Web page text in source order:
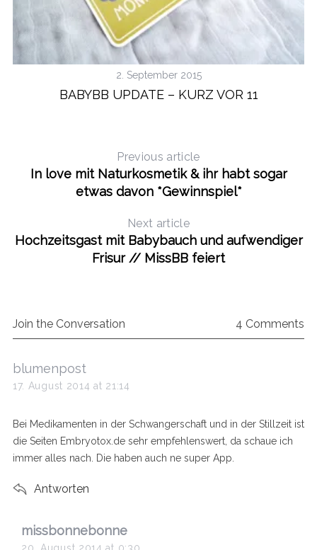
2. September 2015
BABYBB UPDATE – KURZ VOR 11
Previous article
In love mit Naturkosmetik & ihr habt sogar
etwas davon *Gewinnspiel*
Next article
Hochzeitsgast mit Babybauch und aufwendiger
Frisur // MissBB feiert
Join the Conversation 4 Comments
s
a
s
:
blumenpost
17. August 2014 at 21:14
Bei Medikamenten in der Schwangerschaft und in der Stillzeit ist
die Seiten Embryotox.de sehr empfehlenswert, da schaue ich
immer alles nach. Die haben auch ne super App.
Antworten
s
a
missbonnebonne